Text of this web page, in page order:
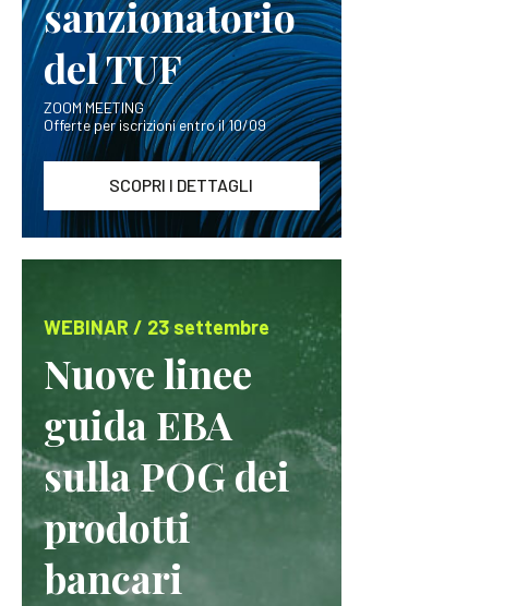
sanzionatorio
del TUF
ZOOM MEETING
Offerte per iscrizioni entro il 10/09
SCOPRI I DETTAGLI
WEBINAR / 23 settembre
Nuove linee
guida EBA
sulla POG dei
prodotti
bancari